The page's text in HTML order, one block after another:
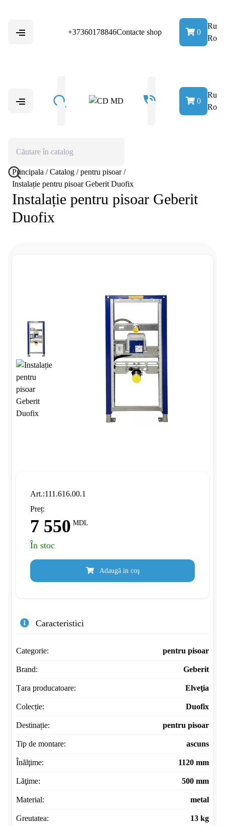
+37360178846Contacte shop 0
Ru
Ro
0
Ru
Ro
Principala / Catalog / pentru pisoar/
Instalație pentru pisoar Geberit Duofix
Instalație pentru pisoar Geberit
Duofix
Art.:111.616.00.1
Preț:
7 550 MDL
În stoc
Adaugă in coş
Caracteristici
Categorie: pentru pisoar
Brand: Geberit
Țara producatoare: Elveţia
Colecție: Duofix
Destinație: pentru pisoar
Tip de montare: ascuns
Înălţime: 1120 mm
Lăţime: 500 mm
Material: metal
Greutatea: 13 kg